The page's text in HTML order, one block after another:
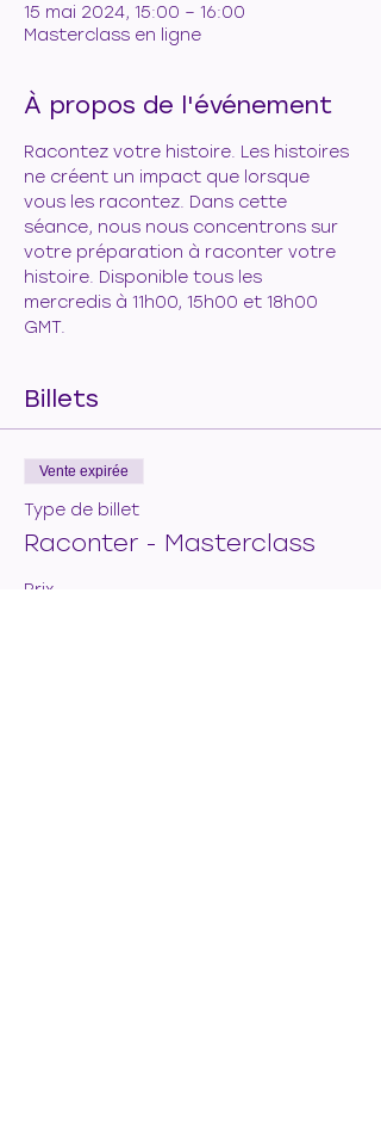
15 mai 2024, 15:00 – 16:00
Masterclass en ligne
À propos de l'événement
Racontez votre histoire. Les histoires
ne créent un impact que lorsque
vous les racontez. Dans cette
séance, nous nous concentrons sur
votre préparation à raconter votre
histoire. Disponible tous les
mercredis à 11h00, 15h00 et 18h00
GMT.
Billets
Vente expirée
Type de billet
Raconter - Masterclass
Prix